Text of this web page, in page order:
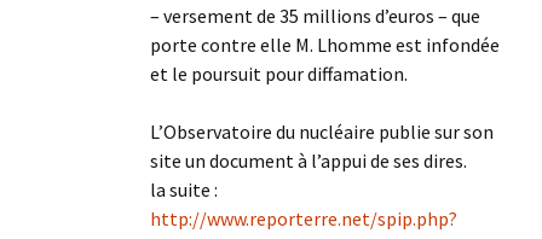
– versement de 35 millions d’euros – que
porte contre elle M. Lhomme est infondée
et le poursuit pour diffamation.
L’Observatoire du nucléaire publie sur son
site un document à l’appui de ses dires.
la suite :
http://www.reporterre.net/spip.php?